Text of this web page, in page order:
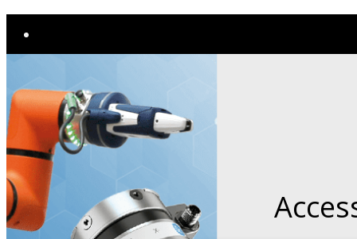
Nouveautés
MARQUES
Emco
LK Machinery
Utimac
Shimada Kitako